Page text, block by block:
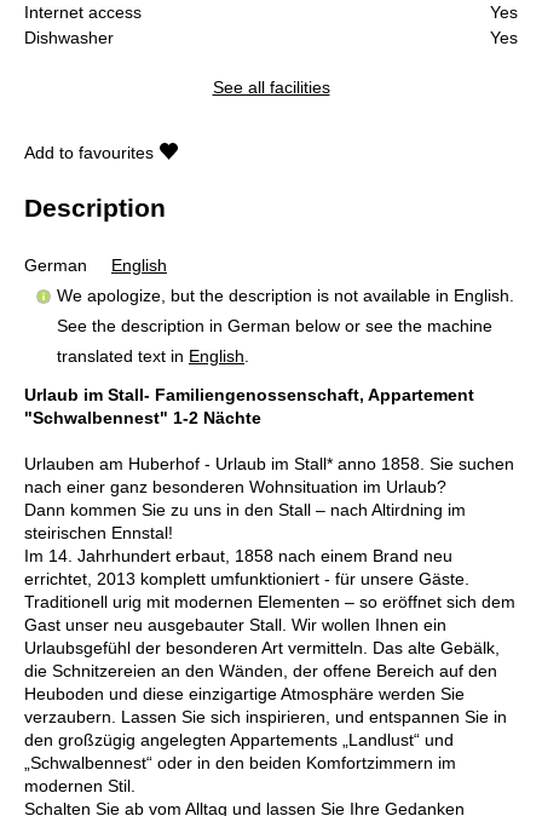
Internet access
Yes
Dishwasher
Yes
See all facilities
Add to favourites
Description
German
English
We apologize, but the description is not available in English.
See the description in German below or see the machine
translated text in English
Urlaub im Stall- Familiengenossenschaft, Appartement
"Schwalbennest" 1-2 Nächte
Urlauben am Huberhof - Urlaub im Stall* anno 1858. Sie suchen
nach einer ganz besonderen Wohnsituation im Urlaub?
Dann kommen Sie zu uns in den Stall – nach Altirdning im
steirischen Ennstal!
Im 14. Jahrhundert erbaut, 1858 nach einem Brand neu
errichtet, 2013 komplett umfunktioniert - für unsere Gäste.
Traditionell urig mit modernen Elementen – so eröffnet sich dem
Gast unser neu ausgebauter Stall. Wir wollen Ihnen ein
Urlaubsgefühl der besonderen Art vermitteln. Das alte Gebälk,
die Schnitzereien an den Wänden, der offene Bereich auf den
Heuboden und diese einzigartige Atmosphäre werden Sie
verzaubern. Lassen Sie sich inspirieren, und entspannen Sie in
den großzügig angelegten Appartements „Landlust“ und
„Schwalbennest“ oder in den beiden Komfortzimmern im
modernen Stil.
Schalten Sie ab vom Alltag und lassen Sie Ihre Gedanken